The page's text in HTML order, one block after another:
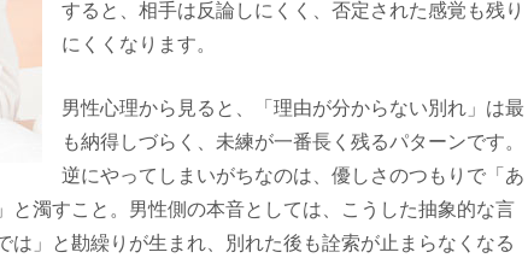
すると、相手は反論しにくく、否定された感覚も残り
にくくなります。
男性心理から見ると、「理由が分からない別れ」は最
も納得しづらく、未練が一番長く残るパターンです。
逆にやってしまいがちなのは、優しさのつもりで「あ
と濁すこと。男性側の本音としては、こうした抽象的な言
は」と勘繰りが生まれ、別れた後も詮索が止まらなくなる